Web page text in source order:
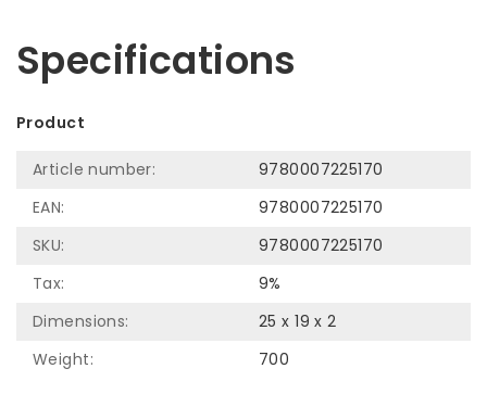
Specifications
Product
Article number:
9780007225170
EAN:
9780007225170
SKU:
9780007225170
Tax:
9%
Dimensions:
25 x 19 x 2
Weight:
700